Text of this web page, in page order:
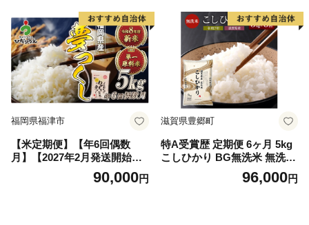
米 米 こめ お米 ご飯 おにぎ
り 道産 送料無料 むせんまい
限定 贈答
送料無料
福岡県福津市
【米定期便】【年6回偶数
月】【2027年2月発送開始】J
Aよりお届け！福岡県ブラン
ド米「夢つくし」 5kg（5kg×
90,000円
滋賀県豊郷町
特A受賞歴 定期便 6ヶ月 5kg
こしひかり BG無洗米 無洗米
令和7年産 滋賀県産 米 近江
米 コシヒカリ 時短 定期 6回
96,000円